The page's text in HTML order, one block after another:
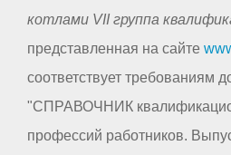
котлами VII группа
представленная на сайте
соответствует требованиям
"СПРАВОЧНИК
профессий работников.